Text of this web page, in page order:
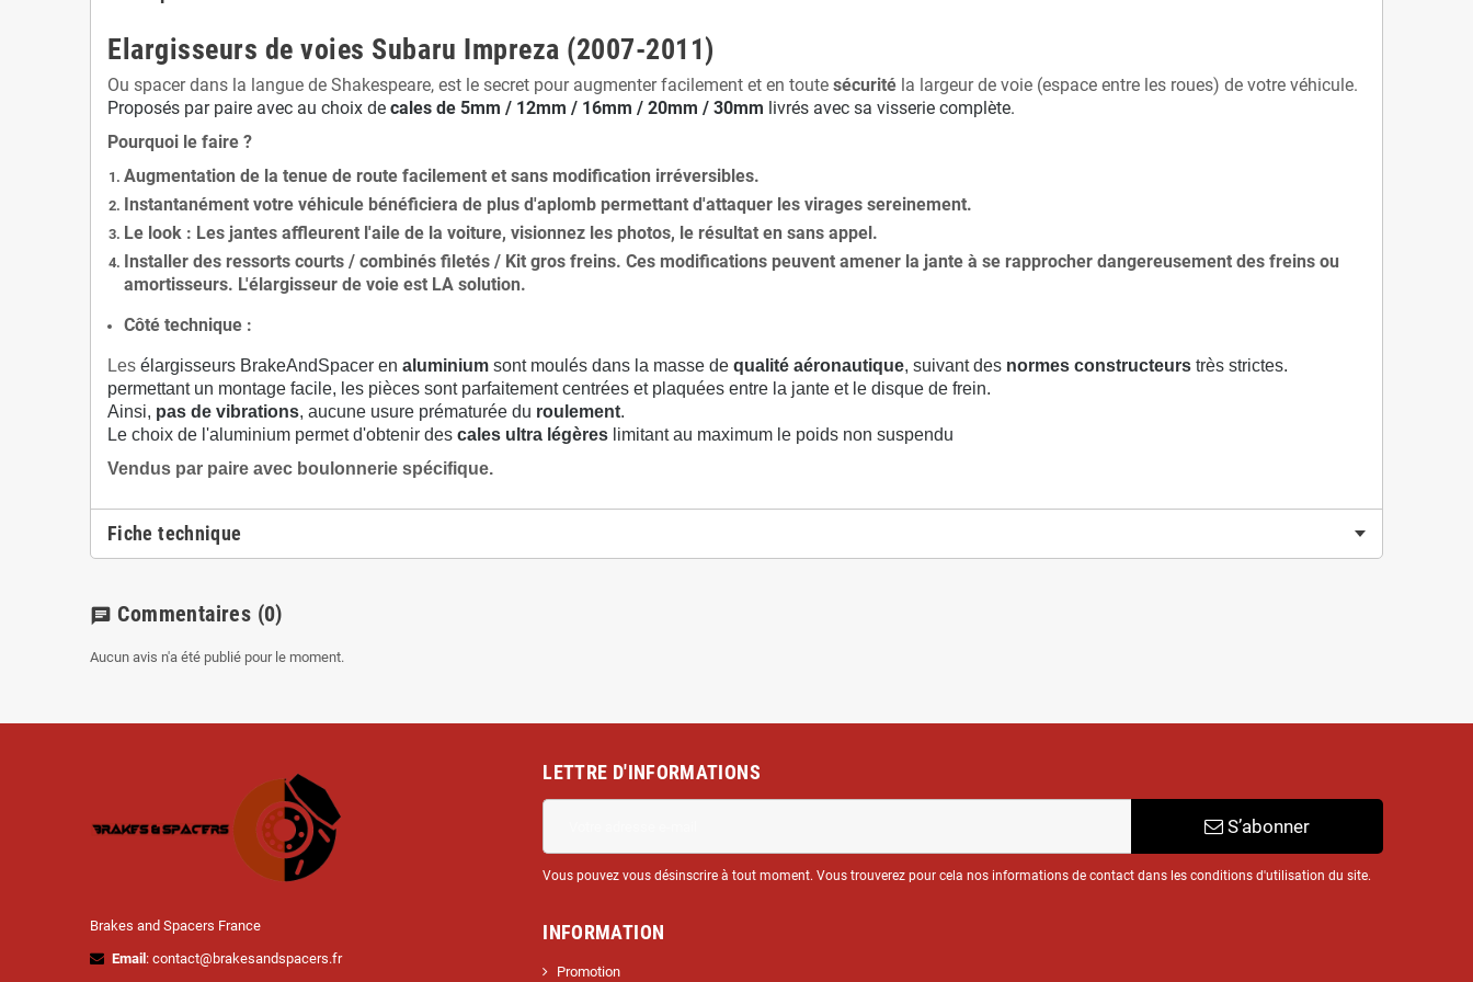
Elargisseurs de voies Subaru Impreza (2007-2011)
Ou spacer dans la langue de Shakespeare, est le secret pour augmenter facilement et en toute sécurité la largeur de voie (espace entre les roues) de votre véhicule.
Proposés par paire avec au choix de cales de 5mm / 12mm / 16mm / 20mm / 30mm livrés avec sa visserie complète.
Pourquoi le faire ?
Augmentation de la tenue de route facilement et sans modification irréversibles.
Instantanément votre véhicule bénéficiera de plus d'aplomb permettant d'attaquer les virages sereinement.
Le look : Les jantes affleurent l'aile de la voiture, visionnez les photos, le résultat en sans appel.
Installer des ressorts courts / combinés filetés / Kit gros freins. Ces modifications peuvent amener la jante à se rapprocher dangereusement des freins ou
amortisseurs. L'élargisseur de voie est LA solution.
Côté technique :
Les élargisseurs BrakeAndSpacer en aluminium sont moulés dans la masse de qualité aéronautique, suivant des normes constructeurs très strictes.
permettant un montage facile, les pièces sont parfaitement centrées et plaquées entre la jante et le disque de frein.
Ainsi, pas de vibrations, aucune usure prématurée du roulement.
Le choix de l'aluminium permet d'obtenir des cales ultra légères limitant au maximum le poids non suspendu
Vendus par paire avec boulonnerie spécifique.
Fiche technique
chat Commentaires (0)
Aucun avis n'a été publié pour le moment.
Brakes and Spacers France
Email : contact@brakesandspacers.fr
LETTRE D'INFORMATIONS
S’abonner
Vous pouvez vous désinscrire à tout moment. Vous trouverez pour cela nos informations de contact dans les conditions d'utilisation du site.
INFORMATION
Promotion